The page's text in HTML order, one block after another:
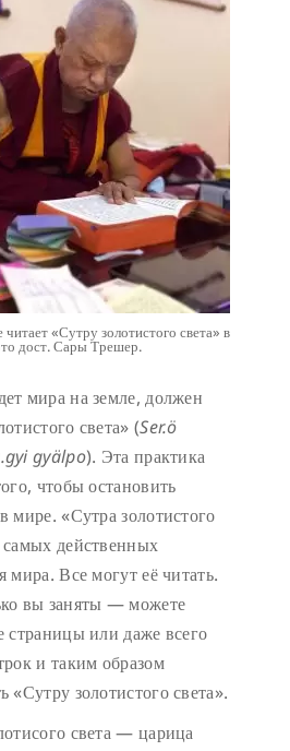
«Сутру золотистого света» в
дост. Сары Трешер.
мира на земле, должен
света» (Ser.ö
gyälpo). Эта практика
чтобы остановить
мире. «Сутра золотистого
действенных
мира. Все могут её читать.
вы заняты — можете
страницы или даже всего
и таким образом
«Сутру золотистого света».
света — царица